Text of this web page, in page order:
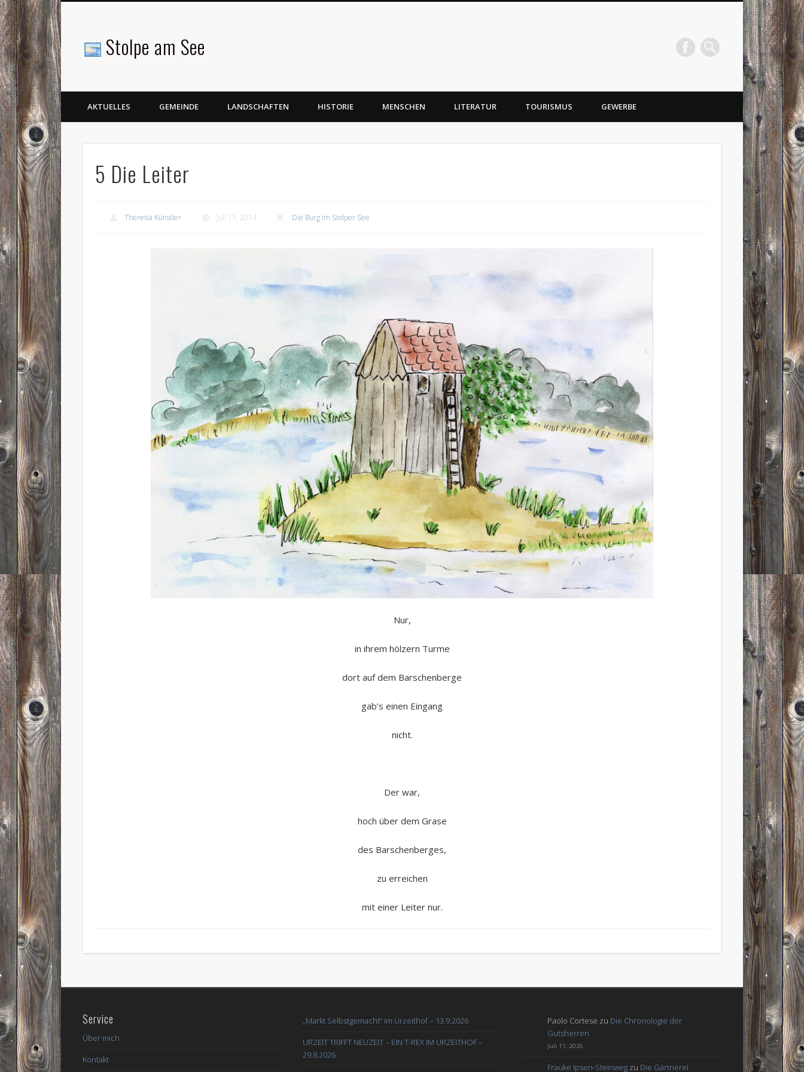
Stolpe am See
Facebook
AKTUELLES GEMEINDE LANDSCHAFTEN HISTORIE MENSCHEN LITERATUR TOURISMUS GEWERBE
5 Die Leiter
Theresia Künstler Juli 11, 2014 Die Burg im Stolper See
Nur,
in ihrem hölzern Turme
dort auf dem Barschenberge
gab’s einen Eingang
nicht.
Der war,
hoch über dem Grase
des Barschenberges,
zu erreichen
mit einer Leiter nur.
Service
Über mich
Kontakt
„Markt Selbstgemacht“ im Urzeithof – 13.9.2026
URZEIT TRIFFT NEUZEIT – EIN T-REX IM URZEITHOF –
29.8.2026
Paolo Cortese zu Die Chronologie der
Gutsherren
Juli 11, 2026
Frauke Ipsen-Steinweg zu Die Gärtnerei